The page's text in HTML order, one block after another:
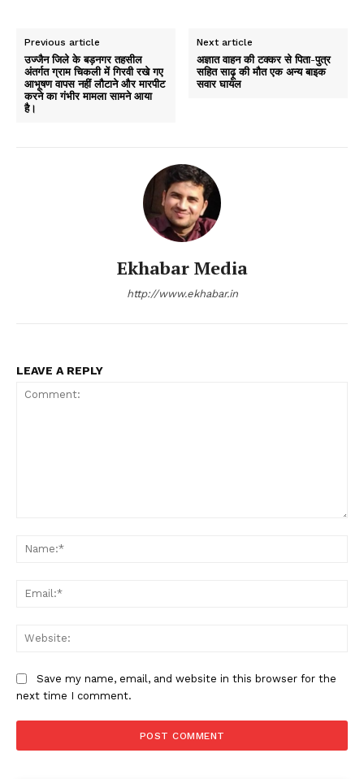
Previous article
उज्जैन जिले के बड़नगर तहसील
अंतर्गत ग्राम चिकली में गिरवी रखे गए
आभूषण वापस नहीं लौटाने और मारपीट
करने का गंभीर मामला सामने आया
है।
Next article
अज्ञात वाहन की टक्कर से पिता-पुत्र
सहित साढ़ू की मौत एक अन्य बाइक
सवार घायल
Ekhabar Media
http://www.ekhabar.in
LEAVE A REPLY
Save my name, email, and website in this browser for the
next time I comment.